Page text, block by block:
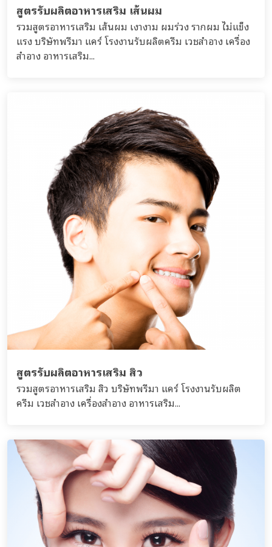
สูตรรับผลิตอาหารเสริม เส้นผม
รวมสูตรอาหารเสริม เส้นผม เงางาม ผมร่วง รากผม ไ่ม่แข็ง
แรง บริษัทพรีมา แคร์ โรงงานรับผลิตครีม เวชสำอาง เครื่อง
สำอาง อาหารเสริม...
สูตรรับผลิตอาหารเสริม สิว
รวมสูตรอาหารเสริม สิว บริษัทพรีมา แคร์ โรงงานรับผลิต
ครีม เวชสำอาง เครื่องสำอาง อาหารเสริม...